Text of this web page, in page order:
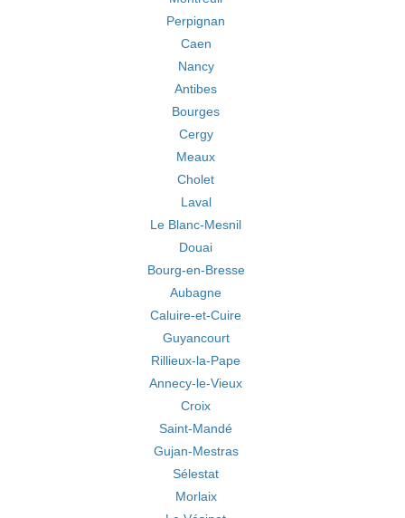
Perpignan
Caen
Nancy
Antibes
Bourges
Cergy
Meaux
Cholet
Laval
Le Blanc-Mesnil
Douai
Bourg-en-Bresse
Aubagne
Caluire-et-Cuire
Guyancourt
Rillieux-la-Pape
Annecy-le-Vieux
Croix
Saint-Mandé
Gujan-Mestras
Sélestat
Morlaix